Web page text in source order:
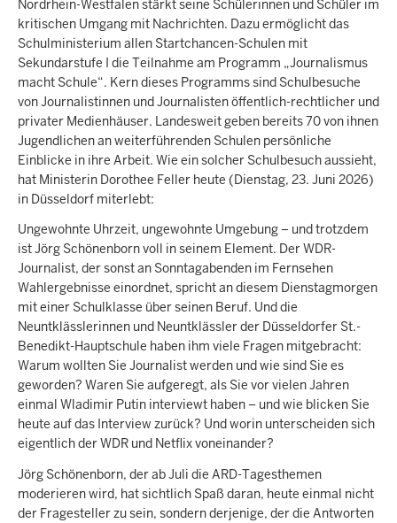
Nordrhein-Westfalen stärkt seine Schülerinnen und Schüler im
kritischen Umgang mit Nachrichten. Dazu ermöglicht das
Schulministerium allen Startchancen-Schulen mit
Sekundarstufe I die Teilnahme am Programm „Journalismus
macht Schule“. Kern dieses Programms sind Schulbesuche
von Journalistinnen und Journalisten öffentlich-rechtlicher und
privater Medienhäuser. Landesweit geben bereits 70 von ihnen
Jugendlichen an weiterführenden Schulen persönliche
Einblicke in ihre Arbeit. Wie ein solcher Schulbesuch aussieht,
hat Ministerin Dorothee Feller heute (Dienstag, 23. Juni 2026)
in Düsseldorf miterlebt:
Ungewohnte Uhrzeit, ungewohnte Umgebung – und trotzdem
ist Jörg Schönenborn voll in seinem Element. Der WDR-
Journalist, der sonst an Sonntagabenden im Fernsehen
Wahlergebnisse einordnet, spricht an diesem Dienstagmorgen
mit einer Schulklasse über seinen Beruf. Und die
Neuntklässlerinnen und Neuntklässler der Düsseldorfer St.-
Benedikt-Hauptschule haben ihm viele Fragen mitgebracht:
Warum wollten Sie Journalist werden und wie sind Sie es
geworden? Waren Sie aufgeregt, als Sie vor vielen Jahren
einmal Wladimir Putin interviewt haben – und wie blicken Sie
heute auf das Interview zurück? Und worin unterscheiden sich
eigentlich der WDR und Netflix voneinander?
Jörg Schönenborn, der ab Juli die ARD-Tagesthemen
moderieren wird, hat sichtlich Spaß daran, heute einmal nicht
der Fragesteller zu sein, sondern derjenige, der die Antworten